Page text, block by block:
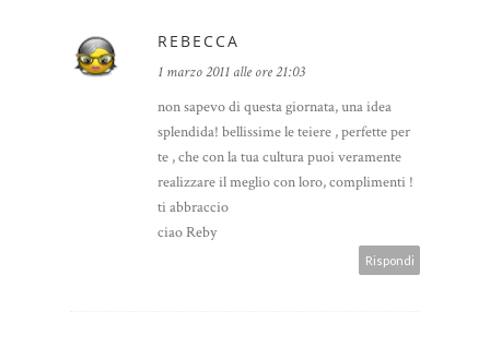
REBECCA
1 marzo 2011 alle ore 21:03
non sapevo di questa giornata, una idea
splendida! bellissime le teiere , perfette per
te , che con la tua cultura puoi veramente
realizzare il meglio con loro, complimenti !
ti abbraccio
ciao Reby
Rispondi